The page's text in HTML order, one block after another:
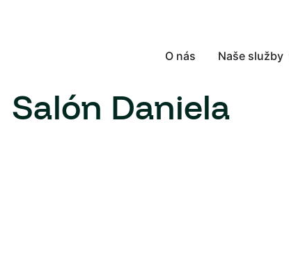
O nás Naše služby
Salón Daniela